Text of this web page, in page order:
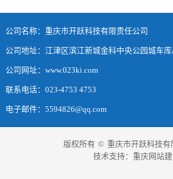
公司名称：重庆市开跃科技有限责任公司
公司地址：江津区滨江新城金科中央公园城车
公司网址：www.023ki.com
联系电话：023-4753 4753
电子邮件：5594826@qq.com
版权所有 © 重庆市开跃科技有
技术支持： 重庆网站